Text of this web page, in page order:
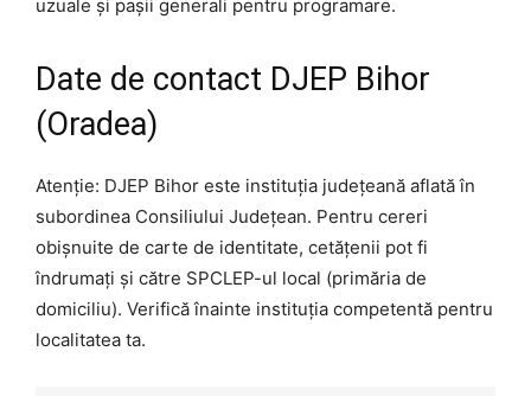
uzuale și pașii generali pentru programare.
Date de contact DJEP Bihor
(Oradea)
Atenție: DJEP Bihor este instituția județeană aflată în
subordinea Consiliului Județean. Pentru cereri
obișnuite de carte de identitate, cetățenii pot fi
îndrumați și către SPCLEP-ul local (primăria de
domiciliu). Verifică înainte instituția competentă pentru
localitatea ta.